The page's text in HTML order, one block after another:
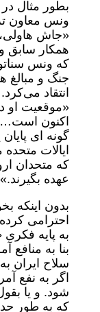
بطور مثال
ونس معاون
«جاش
همکار سابق
که ونس
جنگ و
انتقاد
«موقعیت او
اکنون است…
گونه ای
ایالات متحده
که متحدان
عهده بگیرند.»
بدون اینکه
احترامی
به پایه فکری
بنا به منافع
سلاح ایران
اگر به نفع
شود. و یا
که به طور